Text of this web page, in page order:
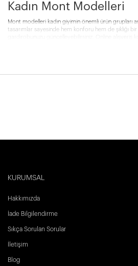
Kadın Mont Modelleri
Mont modelleri kadın giyimin önemli ürün grupları
tasarımlar sayesinde hem konforu hem de şıklığı
gardırobunuzu güncelleyebilirsiniz. Online alışveriş
KURUMSAL
Hakkımızda
İade Bilgilendirme
Sıkça Sorulan Sorular
İletişim
Blog